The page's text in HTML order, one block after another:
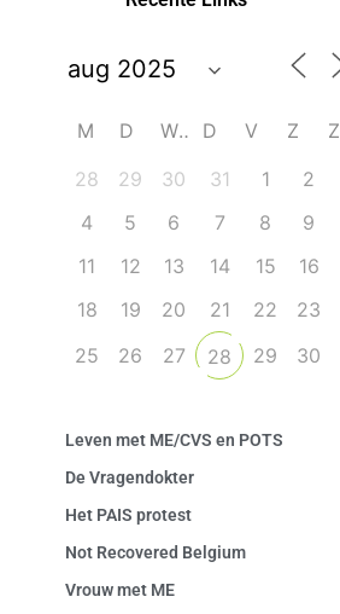
M D W D V Z
Z
28
29 30 31 1 2
4
5 6 7 8 9
11
12 13 14 15 16
18
19 20 21 22 23
25
26 27 28 29 30
Leven met ME/CVS en POTS
De Vragendokter
Het PAIS protest
Not Recovered Belgium
Vrouw met ME